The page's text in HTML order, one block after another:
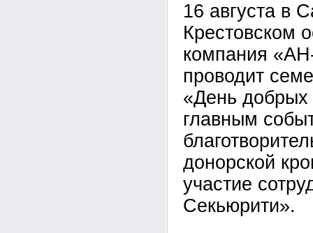
16 августа в
Крестовском
компания
проводит
«День добрых
главным
донорской
участие
Секьюрити».